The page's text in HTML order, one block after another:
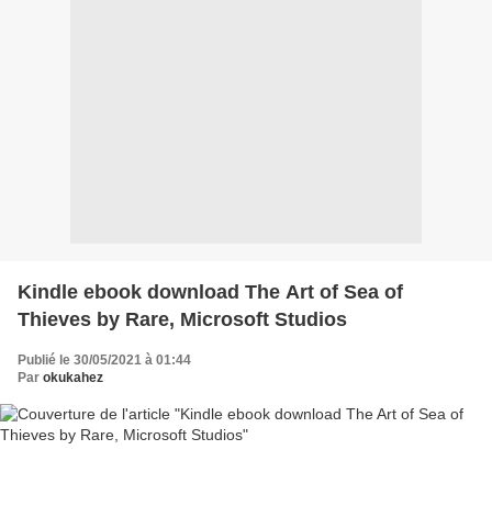
Kindle ebook download The Art of Sea of
Thieves by Rare, Microsoft Studios
Publié le 30/05/2021 à 01:44
Par okukahez